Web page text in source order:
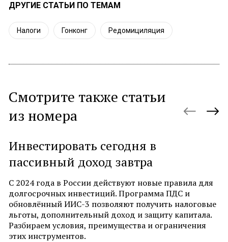
ДРУГИЕ СТАТЬИ ПО ТЕМАМ
Налоги Гонконг Редомициляция
Смотрите также статьи
из номера
Инвестировать сегодня в
пассивный доход завтра
С 2024 года в России действуют новые правила для
долгосрочных инвестиций. Программа ПДС и
обновлённый ИИС-3 позволяют получить налоговые
льготы, дополнительный доход и защиту капитала.
Разбираем условия, преимущества и ограничения
этих инструментов.